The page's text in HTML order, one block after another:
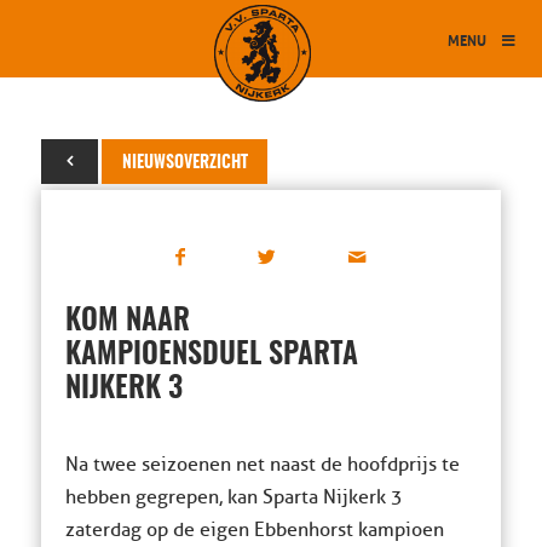
MENU
NIEUWSOVERZICHT
11 april 2016
KOM NAAR
KAMPIOENSDUEL SPARTA
NIJKERK 3
Na twee seizoenen net naast de hoofdprijs te
hebben gegrepen, kan Sparta Nijkerk 3
zaterdag op de eigen Ebbenhorst kampioen